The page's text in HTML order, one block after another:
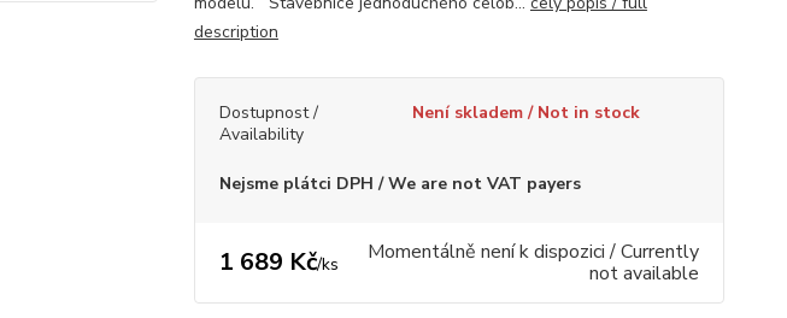
description
Dostupnost /
Availability
Není skladem / Not in stock
Nejsme plátci DPH / We are not VAT payers
1 689 Kč/ks
Momentálně není k dispozici / Currently
not available